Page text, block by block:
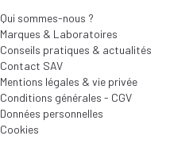
Qui sommes-nous ?
Marques & Laboratoires
Conseils pratiques & actualités
Contact SAV
Mentions légales & vie privée
Conditions générales - CGV
Données personnelles
Cookies